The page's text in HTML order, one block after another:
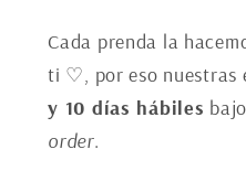
e
n
d
Cada prenda la
ti ♡, por eso nuestras
y 10 días hábiles
order.